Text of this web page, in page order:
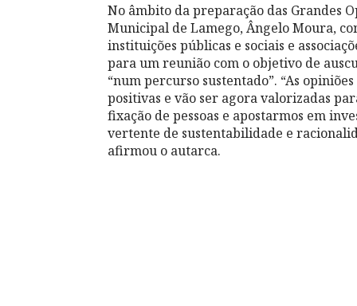
No âmbito da preparação das Grandes
Municipal de Lamego, Ângelo Moura,
instituições públicas e sociais e
para um reunião com o objetivo de
“num percurso sustentado”. “As
positivas e vão ser agora valorizadas
fixação de pessoas e apostarmos em
vertente de sustentabilidade e
afirmou o autarca.